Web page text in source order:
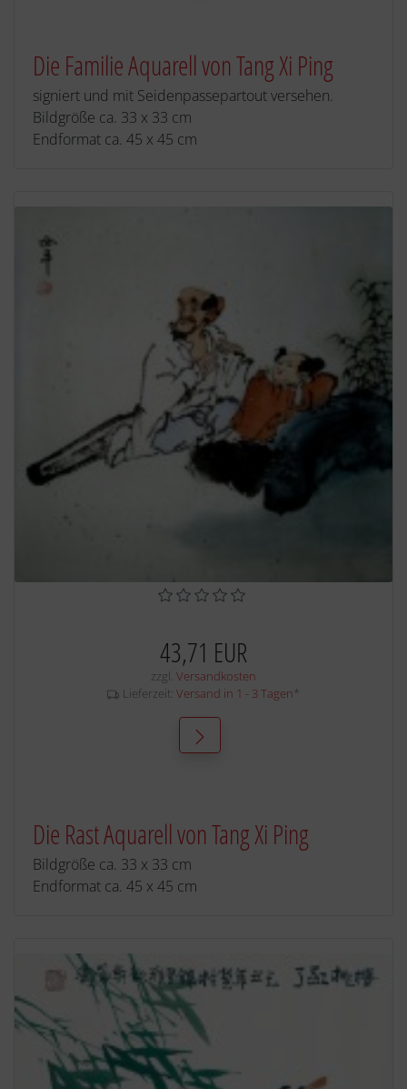
Die Familie Aquarell von Tang Xi Ping
signiert und mit Seidenpassepartout versehen.
Bildgröße ca. 33 x 33 cm
Endformat ca. 45 x 45 cm
43,71 EUR
zzgl. Versandkosten
Lieferzeit: Versand in 1 - 3 Tagen *
Die Rast Aquarell von Tang Xi Ping
Bildgröße ca. 33 x 33 cm
Endformat ca. 45 x 45 cm